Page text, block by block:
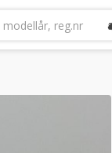
reg.nr